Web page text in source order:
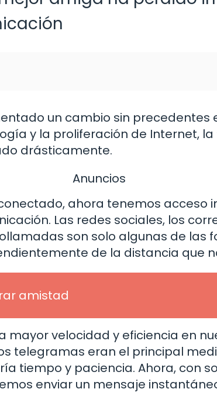
un cambio sin precedentes
y la proliferación de Internet,
drásticamente.
Anuncios
ahora tenemos acceso
Las redes sociales, los
son solo algunas de las
de la distancia que
amistad
mayor velocidad y eficiencia en
telegramas eran el principal
tiempo y paciencia. Ahora, con
enviar un mensaje